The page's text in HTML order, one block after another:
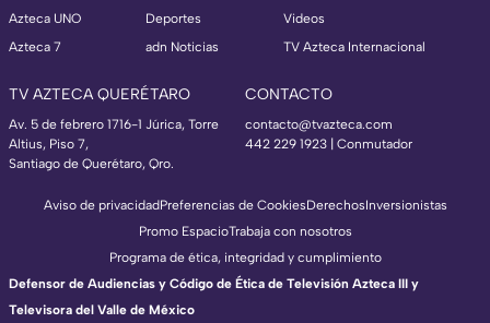
Azteca UNO
Azteca 7
Deportes
adn Noticias
Videos
TV Azteca Internacional
TV AZTECA QUERÉTARO
Av. 5 de febrero 1716-1 Júrica, Torre
Altius, Piso 7,
Santiago de Querétaro, Qro.
CONTACTO
contacto@tvazteca.com
442 229 1923 | Conmutador
Aviso de privacidadPreferencias de CookiesDerechosInversionistas
Promo EspacioTrabaja con nosotros
Programa de ética, integridad y cumplimiento
Defensor de Audiencias y Código de Ética de Televisión Azteca III y
Televisora del Valle de México